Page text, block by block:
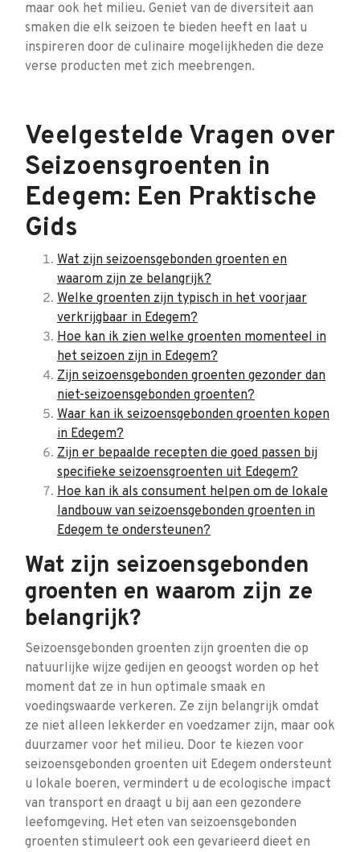
maar ook het milieu. Geniet van de diversiteit aan
smaken die elk seizoen te bieden heeft en laat u
inspireren door de culinaire mogelijkheden die deze
verse producten met zich meebrengen.
Veelgestelde Vragen over
Seizoensgroenten in
Edegem: Een Praktische
Gids
Wat zijn seizoensgebonden groenten en
waarom zijn ze belangrijk?
Welke groenten zijn typisch in het voorjaar
verkrijgbaar in Edegem?
Hoe kan ik zien welke groenten momenteel in
het seizoen zijn in Edegem?
Zijn seizoensgebonden groenten gezonder dan
niet-seizoensgebonden groenten?
Waar kan ik seizoensgebonden groenten kopen
in Edegem?
Zijn er bepaalde recepten die goed passen bij
specifieke seizoensgroenten uit Edegem?
Hoe kan ik als consument helpen om de lokale
landbouw van seizoensgebonden groenten in
Edegem te ondersteunen?
Wat zijn seizoensgebonden
groenten en waarom zijn ze
belangrijk?
Seizoensgebonden groenten zijn groenten die op
natuurlijke wijze gedijen en geoogst worden op het
moment dat ze in hun optimale smaak en
voedingswaarde verkeren. Ze zijn belangrijk omdat
ze niet alleen lekkerder en voedzamer zijn, maar ook
duurzamer voor het milieu. Door te kiezen voor
seizoensgebonden groenten uit Edegem ondersteunt
u lokale boeren, vermindert u de ecologische impact
van transport en draagt u bij aan een gezondere
leefomgeving. Het eten van seizoensgebonden
groenten stimuleert ook een gevarieerd dieet en